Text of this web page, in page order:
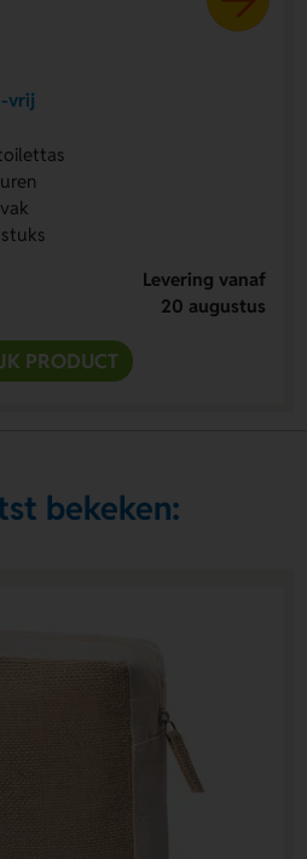
vrij
Levering vanaf
20 augustus
PRODUCT
bekeken: